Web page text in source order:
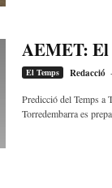
AEMET: El
El Temps Redacció -
Predicció del Temps a
Torredembarra es